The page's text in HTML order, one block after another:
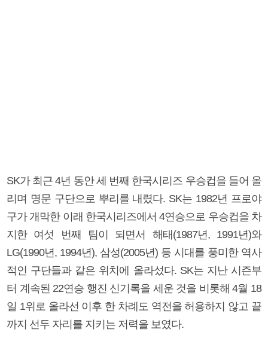
SK가 최근 4년 동안 세 번째 한국시리즈 우승컵을 들어 올
리며 명문 구단으로 뿌리를 내렸다. SK는 1982년 프로야
구가 개막한 이래 한국시리즈에서 4연승으로 우승컵을 차
지한 여섯 번째 팀이 되면서 해태(1987년, 1991년)와
LG(1990년, 1994년), 삼성(2005년) 등 시대를 풍미한 역사
적인 구단들과 같은 위치에 올라섰다. SK는 지난 시즌부
터 계속된 22연승 행진 신기록을 세운 것을 비롯해 4월 18
일 1위로 올라선 이후 한 차례도 역전을 허용하지 않고 끝
까지 선두 자리를 지키는 저력을 보였다.